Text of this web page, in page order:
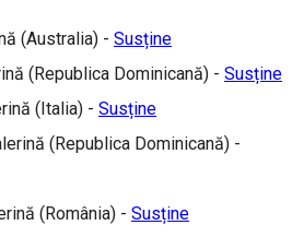
(Australia) - Susține
(Republica Dominicană) - Susține
(Italia) - Susține
(Republica Dominicană) -
(România) - Susține